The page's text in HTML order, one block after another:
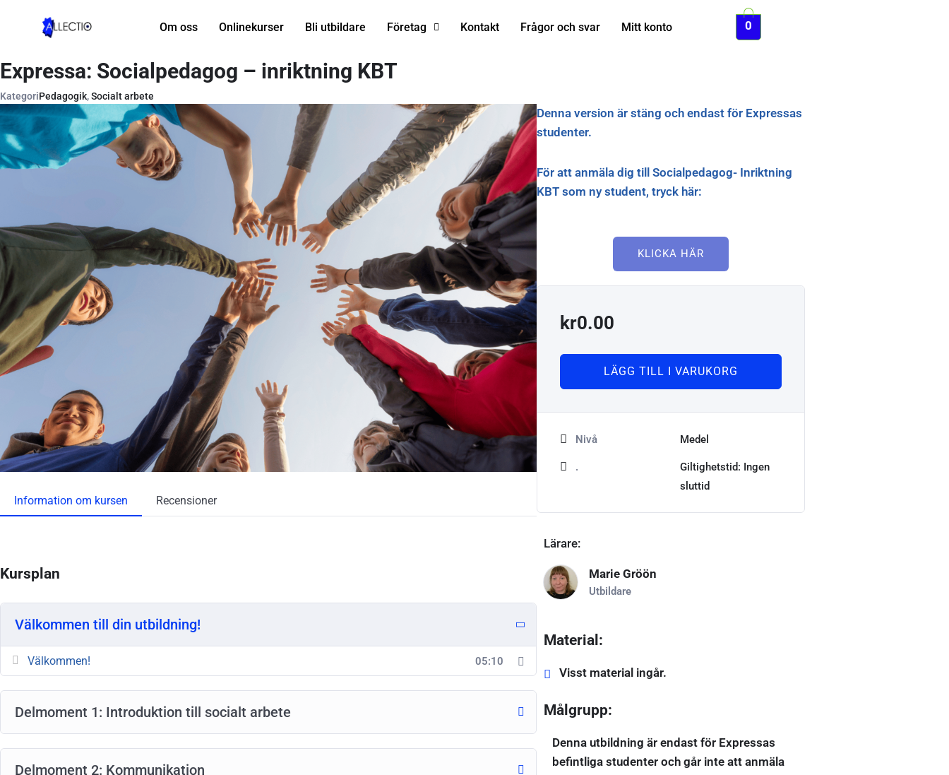
Om oss Onlinekurser Bli utbildare Företag Kontakt Frågor och svar Mitt konto 0
Expressa: Socialpedagog – inriktning KBT
KategoriPedagogik,Socialt arbete
Information om kursen Recensioner
Kursplan
Välkommen till din utbildning!
Välkommen! 05:10
Delmoment 1: Introduktion till socialt arbete
Delmoment 2: Kommunikation
Denna version är stäng och endast för Expressas
studenter.
För att anmäla dig till Socialpedagog- Inriktning
KBT som ny student, tryck här:
KLICKA HÄR
kr0.00
LÄGG TILL I VARUKORG
Nivå Medel
.
Giltighetstid: Ingen
sluttid
Lärare:
Marie Gröön
Utbildare
Material:
Visst material ingår.
Målgrupp:
Denna utbildning är endast för Expressas
befintliga studenter och går inte att anmäla